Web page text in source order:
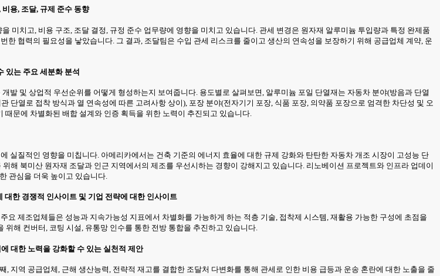
용, 조달, 규제 준수 동향
미치고, 비용 구조, 조달 결정, 규정 준수 업무량에 영향을 미치고 있습니다. 관세 변경은 원자재 알루미늄 투입량과 특정 완제품
협력의 필요성을 낳았습니다. 그 결과, 조달팀은 수입 관세 리스크를 줄이고 생산의 연속성을 보장하기 위해 공급업체 계약, 운
있는 주요 세분화 분석
발 및 상업적 우선순위를 어떻게 형성하는지 보여줍니다. 용도별로 살펴보면, 알루미늄 포일 단열재는 자동차 분야(방음과 단열
단열로 접착 방식과 열 연속성에 따른 고려사항 상이), 포장 분야(전자기기 포장, 식품 포장, 의약품 포장으로 엄격한 차단성 및 오
문에 차별화된 배합 설계와 인증 획득을 위한 노력이 추진되고 있습니다.
실질적인 영향을 미칩니다. 아메리카에서는 건축 기준의 에너지 효율에 대한 규제 강화와 탄탄한 자동차 개조 시장이 고성능 단
해 북미산 원자재 조달과 인근 지역에서의 제조를 우선시하는 경향이 강해지고 있습니다. 리노베이션 프로젝트와 인프라 업데이
관심을 더욱 높이고 있습니다.
한 경쟁적 인사이트 및 기업 전략에 대한 인사이트
제조업체들은 성능과 지속가능성 지표에서 차별화를 가능하게 하는 적층 기술, 접착제 시스템, 재활용 가능한 구성에 초점을
해 컨버터, 코팅 시설, 유통망 인수를 통한 전방 통합을 추진하고 있습니다.
대한 노력을 강화할 수 있는 실천적 제안
지역 공급업체, 근해 생산능력, 전략적 재고를 결합한 조달처 다변화를 통해 관세로 인한 비용 급등과 운송 혼란에 대한 노출을 줄